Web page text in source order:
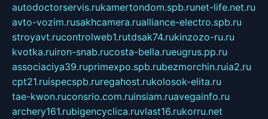
autodoctorservis.rukamertondom.spb.runet-life.net.ru
avto-vozim.rusakhcamera.rualliance-electro.spb.ru
stroyavt.rucontrolweb1.rutdsak74.rukinzozo-ru.ru
kvotka.ruiron-snab.rucosta-bella.rueugrus.pp.ru
associaciya39.ruprimexpo.spb.rubezmorchin.ruia2.ru
cpt21.ruispecspb.ruregahost.rukolosok-elita.ru
tae-kwon.ruconsrio.com.ruinsiam.ruavegainfo.ru
archery161.rubigencyclica.ruvlast16.rukorru.net